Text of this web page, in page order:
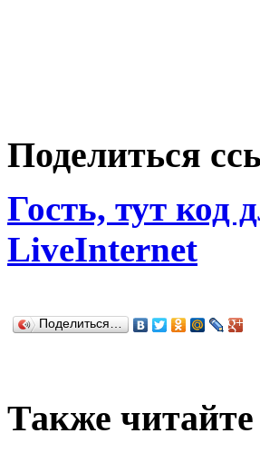
Поделиться
Гость, тут код
LiveInternet
Поделиться…
Также читайте